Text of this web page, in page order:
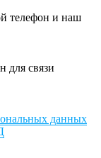
телефон и наш
для связи
данных